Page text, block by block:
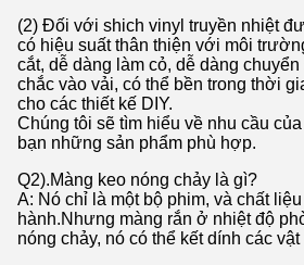
(2) Đối với shich vinyl truyền nhiệt
có hiệu suất thân thiện với môi
cắt, dễ dàng làm cỏ, dễ dàng
chắc vào vải, có thể bền trong thời
cho các thiết kế DIY.
Chúng tôi sẽ tìm hiểu về nhu cầu
bạn những sản phẩm phù hợp.
Q2).Màng keo nóng chảy là gì?
A: Nó chỉ là một bộ phim, và chất
hành.Nhưng màng rắn ở nhiệt độ
nóng chảy, nó có thể kết dính các